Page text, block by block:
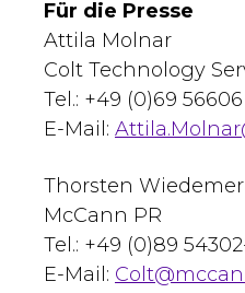
Für die Presse
Attila Molnar
Colt Technology
Tel.: +49 (0)69
E-Mail:
Thorsten Wiedemer
McCann PR
Tel.: +49 (0)89
E-Mail: